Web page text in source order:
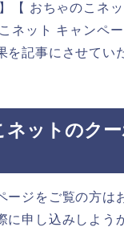
【 おちゃのこネ
ネット キャンペ
を記事にさせてい
ネットのク
ージをご覧の方は
に申し込みしよう